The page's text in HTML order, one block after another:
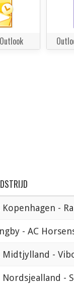
Kopenhagen -
- AC
Midtjylland -
Nordsjealland -